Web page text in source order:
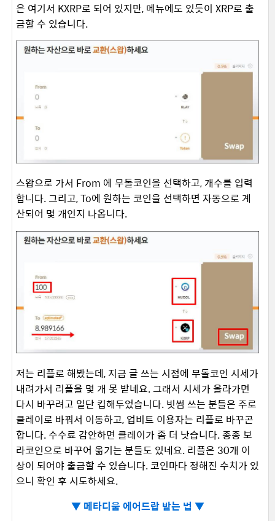
은 여기서 KXRP로 되어 있지만, 메뉴에도 있듯이 XRP로 출
금할 수 있습니다.
스왑으로 가서 From 에 무돌코인을 선택하고, 개수를 입력
합니다. 그리고, To에 원하는 코인을 선택하면 자동으로 계
산되어 몇 개인지 나옵니다.
저는 리플로 해봤는데, 지금 글 쓰는 시점에 무돌코인 시세가
내려가서 리플을 몇 개 못 받네요. 그래서 시세가 올라가면
다시 바꾸려고 일단 킵해두었습니다. 빗썸 쓰는 분들은 주로
클레이로 바꿔서 이동하고, 업비트 이용자는 리플로 바꾸곤
합니다. 수수료 감안하면 클레이가 좀 더 낫습니다. 종종 보
라코인으로 바꾸어 옮기는 분들도 있네요. 리플은 30개 이
상이 되어야 출금할 수 있습니다. 코인마다 정해진 수치가 있
으니 확인 후 시도하세요.
▼메타디움 에어드랍 받는 법 ▼